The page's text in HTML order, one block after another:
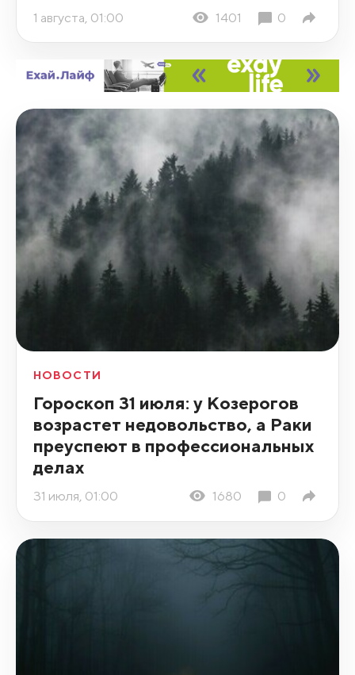
1 августа, 01:00 1401 0
НОВОСТИ
Гороскоп 31 июля: у Козерогов
возрастет недовольство, а Раки
преуспеют в профессиональных
делах
31 июля, 01:00 1680 0